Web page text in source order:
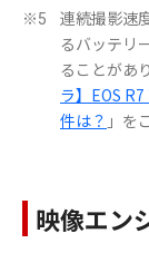
※5
連続撮影速
るバッテリ
ることがあ
ラ】EOS
件は？ 」を
映像エン